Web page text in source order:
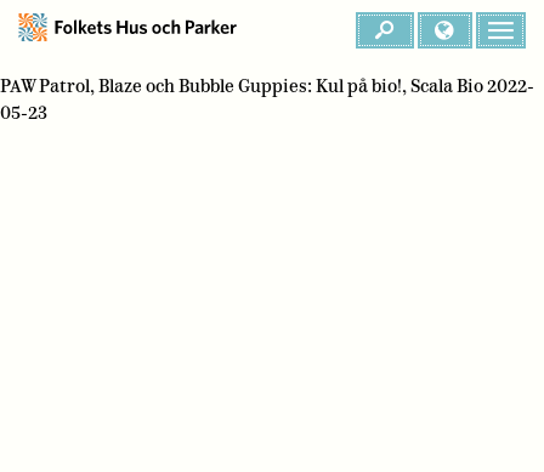
PAW Patrol, Blaze och Bubble Guppies: Kul på bio!, Scala Bio 2022-
05-23